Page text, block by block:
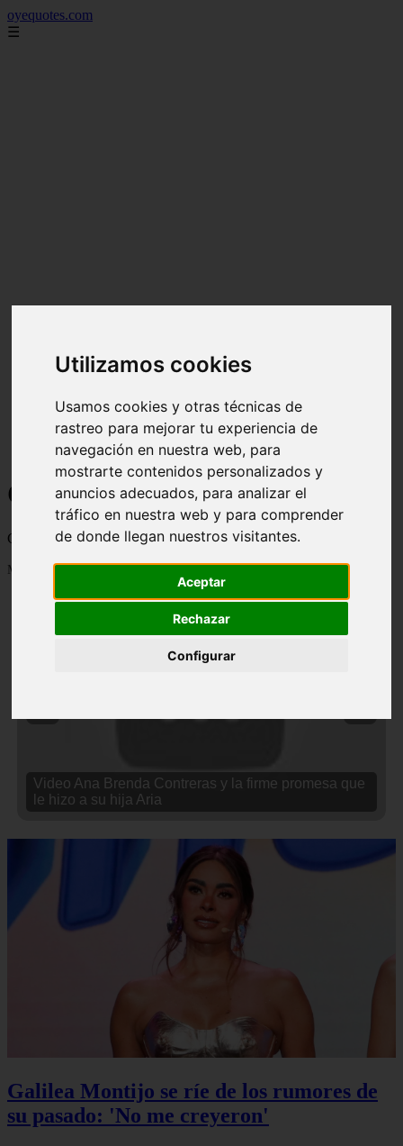
Utilizamos cookies
Usamos cookies y otras técnicas de
rastreo para mejorar tu experiencia de
navegación en nuestra web, para
mostrarte contenidos personalizados y
anuncios adecuados, para analizar el
tráfico en nuestra web y para comprender
de donde llegan nuestros visitantes.
Aceptar
Rechazar
Configurar
oyequotes.com
☰
Curiosidades y Sabias que
Cosas curiosas, curiosidades, noticias impactantes y mucho mas
Mostrando 1 - 24 de 2834 artículos
Video Ana Brenda Contreras y la firme promesa que
le hizo a su hija Aria
Galilea Montijo se ríe de los rumores de
su pasado: 'No me creyeron'